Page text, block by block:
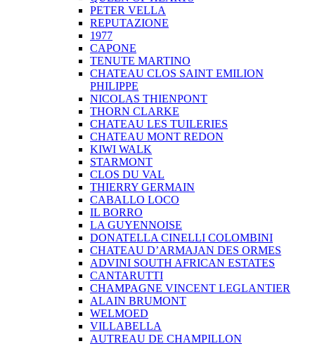
PETER VELLA
REPUTAZIONE
1977
CAPONE
TENUTE MARTINO
CHATEAU CLOS SAINT EMILION
PHILIPPE
NICOLAS THIENPONT
THORN CLARKE
CHATEAU LES TUILERIES
CHATEAU MONT REDON
KIWI WALK
STARMONT
CLOS DU VAL
THIERRY GERMAIN
CABALLO LOCO
IL BORRO
LA GUYENNOISE
DONATELLA CINELLI COLOMBINI
CHATEAU D’ARMAJAN DES ORMES
ADVINI SOUTH AFRICAN ESTATES
CANTARUTTI
CHAMPAGNE VINCENT LEGLANTIER
ALAIN BRUMONT
WELMOED
VILLABELLA
AUTREAU DE CHAMPILLON